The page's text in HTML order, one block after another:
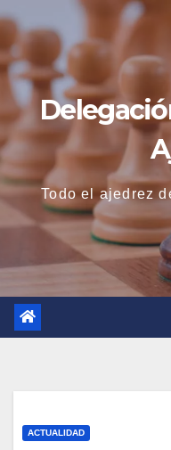
Saltar
contenido
Todo el ajedrez
ACTUALIDAD